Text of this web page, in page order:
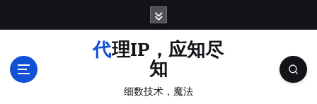
代理IP，应知尽
知
细数技术，魔法